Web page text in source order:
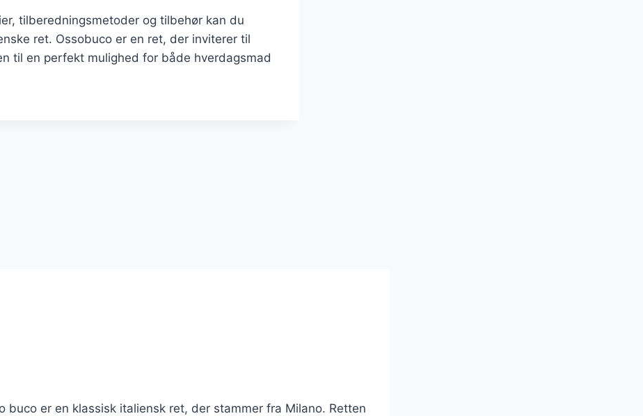
tilberedningsmetoder og tilbehør kan du
ret. Ossobuco er en ret, der inviterer til
til en perfekt mulighed for både hverdagsmad
er en klassisk italiensk ret, der stammer fra Milano. Retten